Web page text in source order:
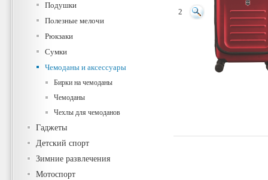
Подушки
Полезные мелочи
Рюкзаки
Сумки
Чемоданы и аксессуары
Бирки на чемоданы
Чемоданы
Чехлы для чемоданов
Гаджеты
Детский спорт
Зимние развлечения
Мотоспорт
2